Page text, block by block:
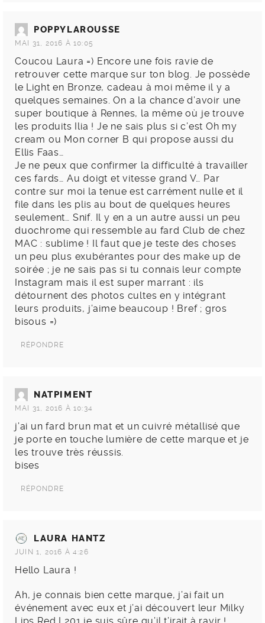
POPPYLAROUSSE
MAI 31, 2016 À 10:05
Coucou Laura =) Encore une fois ravie de
retrouver cette marque sur ton blog. Je possède
le Light en Bronze, cadeau à moi même il y a
quelques semaines. On a la chance d’avoir une
super boutique à Rennes, la même où je trouve
les produits Ilia ! Je ne sais plus si c’est Oh my
cream ou Mon corner B qui propose aussi du
Ellis Faas…
Je ne peux que confirmer la difficulté à travailler
ces fards… Au doigt et vitesse grand V… Par
contre sur moi la tenue est carrément nulle et il
file dans les plis au bout de quelques heures
seulement… Snif. Il y en a un autre aussi un peu
duochrome qui ressemble au fard Club de chez
MAC : sublime ! Il faut que je teste des choses
un peu plus exubérantes pour des make up de
soirée ; je ne sais pas si tu connais leur compte
Instagram mais il est super marrant : ils
détournent des photos cultes en y intégrant
leurs produits, j’aime beaucoup ! Bref ; gros
bisous =)
RÉPONDRE
NATPIMENT
MAI 31, 2016 À 10:34
j’ai un fard brun mat et un cuivré métallisé que
je porte en touche lumière de cette marque et je
les trouve très réussis.
bises
RÉPONDRE
LAURA HANTZ
JUIN 1, 2016 À 4:26
Hello Laura !
Ah, je connais bien cette marque, j’ai fait un
événement avec eux et j’ai découvert leur Milky